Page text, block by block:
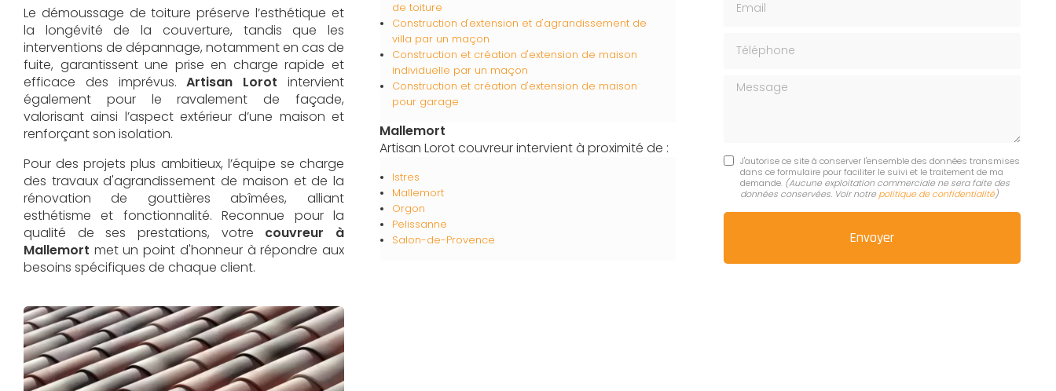
Le démoussage de toiture préserve l’esthétique et
la longévité de la couverture, tandis que les
interventions de dépannage, notamment en cas de
fuite, garantissent une prise en charge rapide et
efficace des imprévus. Artisan Lorot intervient
également pour le ravalement de façade,
valorisant ainsi l’aspect extérieur d’une maison et
renforçant son isolation.
Pour des projets plus ambitieux, l’équipe se charge
des travaux d'agrandissement de maison et de la
rénovation de gouttières abîmées, alliant
esthétisme et fonctionnalité. Reconnue pour la
qualité de ses prestations, votre couvreur à
Mallemort met un point d'honneur à répondre aux
besoins spécifiques de chaque client.
de toiture
Construction d'extension et d'agrandissement de
villa par un maçon
Construction et création d'extension de maison
individuelle par un maçon
Construction et création d'extension de maison
pour garage
Mallemort
Artisan Lorot couvreur intervient à proximité de :
Istres
Mallemort
Orgon
Pelissanne
Salon-de-Provence
Message
J'autorise ce site à conserver l'ensemble des données transmises
dans ce formulaire pour faciliter le suivi et le traitement de ma
demande. (Aucune exploitation commerciale ne sera faite des
données conservées. Voir notre politique de confidentialité)